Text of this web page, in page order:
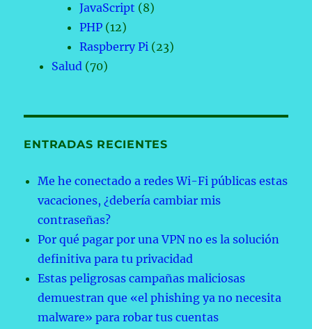
JavaScript (8)
PHP (12)
Raspberry Pi (23)
Salud (70)
ENTRADAS RECIENTES
Me he conectado a redes Wi-Fi públicas estas
vacaciones, ¿debería cambiar mis
contraseñas?
Por qué pagar por una VPN no es la solución
definitiva para tu privacidad
Estas peligrosas campañas maliciosas
demuestran que «el phishing ya no necesita
malware» para robar tus cuentas